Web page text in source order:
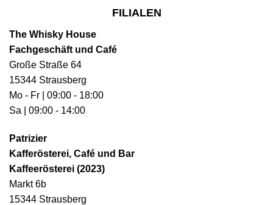
FILIALEN
The Whisky House
Fachgeschäft und Café
Große Straße 64
15344 Strausberg
Mo - Fr | 09:00 - 18:00
Sa | 09:00 - 14:00
Patrizier
Kafferösterei, Café und Bar
Kaffeerösterei (2023)
Markt 6b
15344 Strausberg